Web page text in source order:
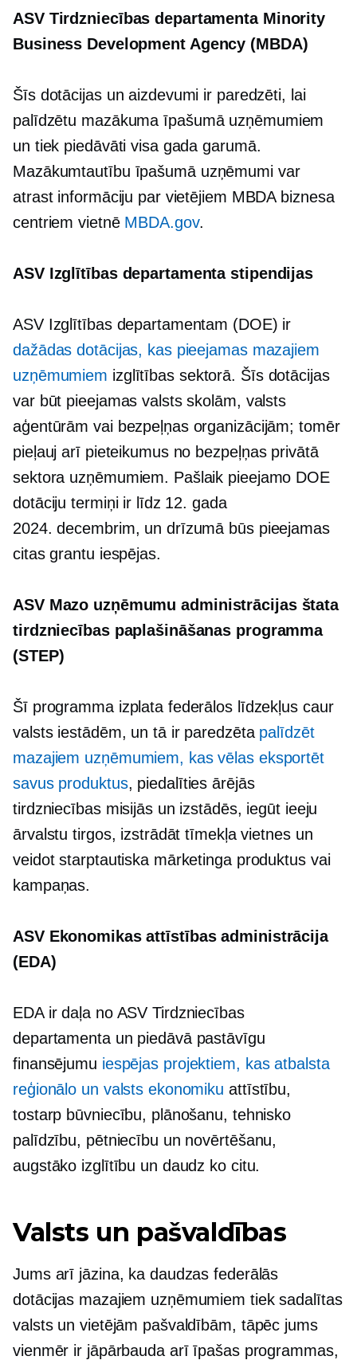
ASV Tirdzniecības departamenta Minority
Business Development Agency (MBDA)
Šīs dotācijas un aizdevumi ir paredzēti, lai
palīdzētu mazākuma īpašumāuzņēmumiem
un tiek piedāvāti visa gada garumā.
Mazākumtautību īpašumāuzņēmumi var
atrast informāciju par vietējiem MBDA biznesa
centriem vietnē MBDA.gov.
ASV Izglītības departamenta stipendijas
ASV Izglītības departamentam (DOE) ir
dažādas dotācijas, kas pieejamas mazajiem
uzņēmumiem izglītības sektorā. Šīs dotācijas
var būt pieejamas valsts skolām, valsts
aģentūrām vai bezpeļņas organizācijām; tomēr
pieļauj arī pieteikumus no bezpeļņasprivātā
sektora uzņēmumiem. Pašlaik pieejamo DOE
dotāciju termiņi ir līdz 12. gada
2024. decembrim, un drīzumā būs pieejamas
citas grantu iespējas.
ASV Mazo uzņēmumu administrācijas štata
tirdzniecības paplašināšanas programma
(STEP)
Šī programma izplata federālos līdzekļus caur
valsts iestādēm, un tā ir paredzēta palīdzēt
mazajiem uzņēmumiem, kas vēlas eksportēt
savus produktus, piedalīties ārējās
tirdzniecības misijās un izstādēs, iegūt ieeju
ārvalstu tirgos, izstrādāt tīmekļa vietnes un
veidot starptautiska mārketinga produktus vai
kampaņas.
ASV Ekonomikas attīstības administrācija
(EDA)
EDA ir daļa no ASV Tirdzniecības
departamenta un piedāvā pastāvīgu
finansējumu iespējas projektiem, kas atbalsta
reģionālo un valsts ekonomiku attīstību,
tostarp būvniecību, plānošanu, tehnisko
palīdzību, pētniecību un novērtēšanu,
augstāko izglītību un daudz ko citu.
Valsts un pašvaldības
Jums arī jāzina, ka daudzas federālās
dotācijas mazajiem uzņēmumiem tiek sadalītas
valsts un vietējām pašvaldībām, tāpēc jums
vienmēr ir jāpārbauda arī īpašas programmas,